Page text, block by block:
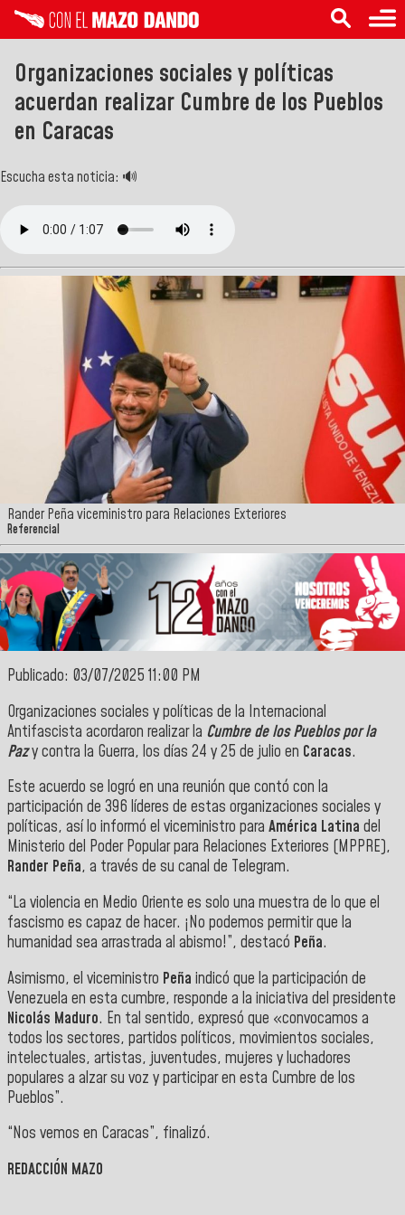
Organizaciones sociales y políticas
acuerdan realizar Cumbre de los Pueblos
en Caracas
Escucha esta noticia: 🔊
Rander Peña viceministro para Relaciones Exteriores
Referencial
Publicado: 03/07/2025 11:00 PM
Organizaciones sociales y políticas de la Internacional
Antifascista acordaron realizar la Cumbre de los Pueblos por la
Pazy contra la Guerra, los días 24 y 25 de julio en Caracas.
Este acuerdo se logró en una reunión que contó con la
participación de 396 líderes de estas organizaciones sociales y
políticas, así lo informó el viceministro para América Latina del
Ministerio del Poder Popular para Relaciones Exteriores (MPPRE),
Rander Peña, a través de su canal de Telegram.
“La violencia en Medio Oriente es solo una muestra de lo que el
fascismo es capaz de hacer. ¡No podemos permitir que la
humanidad sea arrastrada al abismo!”, destacó Peña.
Asimismo, el viceministro Peña indicó que la participación de
Venezuela en esta cumbre, responde a la iniciativa del presidente
Nicolás Maduro. En tal sentido, expresó que «convocamos a
todos los sectores, partidos políticos, movimientos sociales,
intelectuales, artistas, juventudes, mujeres y luchadores
populares a alzar su voz y participar en esta Cumbre de los
Pueblos”.
“Nos vemos en Caracas”, finalizó.
REDACCIÓN MAZO